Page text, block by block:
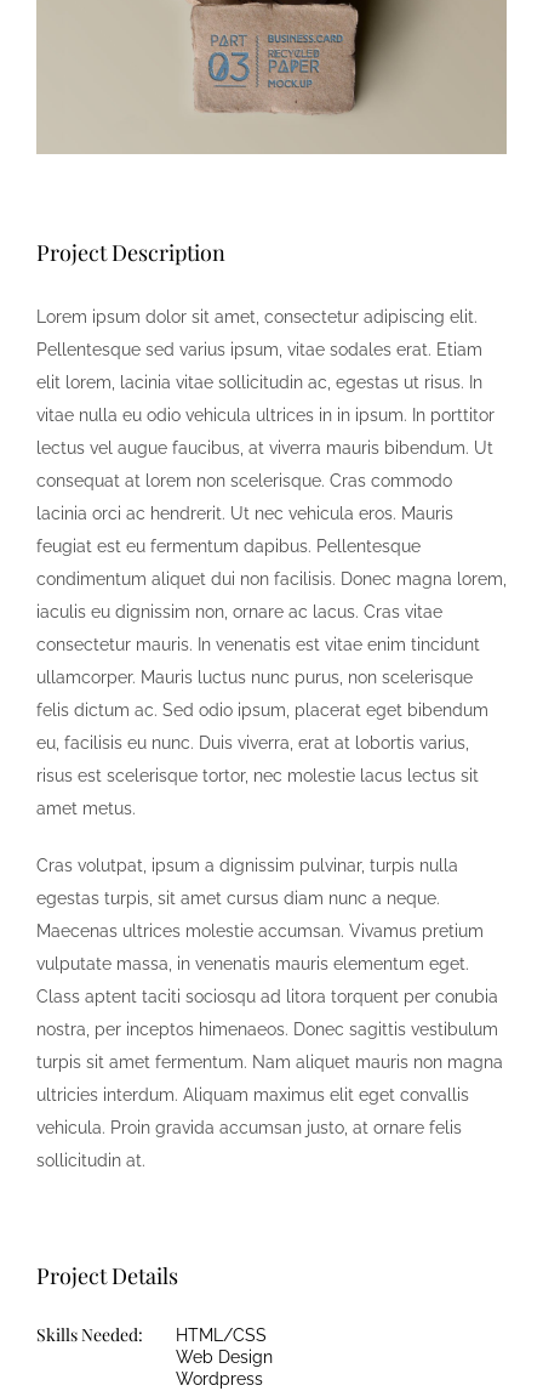
Project Description
Lorem ipsum dolor sit amet, consectetur adipiscing elit.
Pellentesque sed varius ipsum, vitae sodales erat. Etiam
elit lorem, lacinia vitae sollicitudin ac, egestas ut risus. In
vitae nulla eu odio vehicula ultrices in in ipsum. In porttitor
lectus vel augue faucibus, at viverra mauris bibendum. Ut
consequat at lorem non scelerisque. Cras commodo
lacinia orci ac hendrerit. Ut nec vehicula eros. Mauris
feugiat est eu fermentum dapibus. Pellentesque
condimentum aliquet dui non facilisis. Donec magna lorem,
iaculis eu dignissim non, ornare ac lacus. Cras vitae
consectetur mauris. In venenatis est vitae enim tincidunt
ullamcorper. Mauris luctus nunc purus, non scelerisque
felis dictum ac. Sed odio ipsum, placerat eget bibendum
eu, facilisis eu nunc. Duis viverra, erat at lobortis varius,
risus est scelerisque tortor, nec molestie lacus lectus sit
amet metus.
Cras volutpat, ipsum a dignissim pulvinar, turpis nulla
egestas turpis, sit amet cursus diam nunc a neque.
Maecenas ultrices molestie accumsan. Vivamus pretium
vulputate massa, in venenatis mauris elementum eget.
Class aptent taciti sociosqu ad litora torquent per conubia
nostra, per inceptos himenaeos. Donec sagittis vestibulum
turpis sit amet fermentum. Nam aliquet mauris non magna
ultricies interdum. Aliquam maximus elit eget convallis
vehicula. Proin gravida accumsan justo, at ornare felis
sollicitudin at.
Project Details
Skills Needed:
HTML/CSS
Web Design
Wordpress